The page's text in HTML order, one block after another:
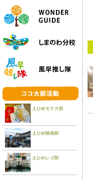
えひめモナカ部
えひめ映画部
えひめレゴ部